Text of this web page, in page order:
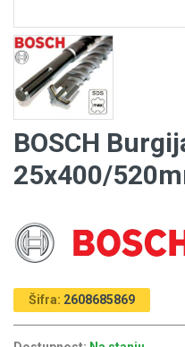
BOSCH
25x400/
Šifra: 2608685869